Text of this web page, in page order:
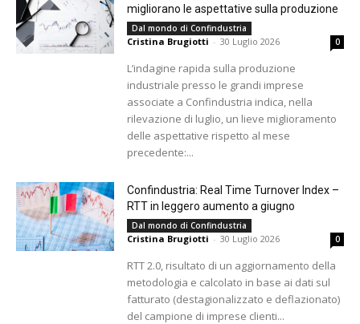
migliorano le aspettative sulla produzione
Dal mondo di Confindustria
Cristina Brugiotti - 30 Luglio 2026 0
L’indagine rapida sulla produzione
industriale presso le grandi imprese
associate a Confindustria indica, nella
rilevazione di luglio, un lieve miglioramento
delle aspettative rispetto al mese
precedente:...
Confindustria: Real Time Turnover Index –
RTT in leggero aumento a giugno
Dal mondo di Confindustria
Cristina Brugiotti - 30 Luglio 2026 0
RTT 2.0, risultato di un aggiornamento della
metodologia e calcolato in base ai dati sul
fatturato (destagionalizzato e deflazionato)
del campione di imprese clienti...